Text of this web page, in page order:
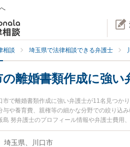
相談 埼玉県で法律相談できる弁護士
の離婚書類作成に強い
市で離婚書類作成に強い弁護士が11名見つか
与や養育費、親権等の細かな分野での絞り込
島 努弁護士のプロフィール情報や弁護士費用
書類作成のトラブル解決の実績豊富な近くの
んにおすすめです。
埼玉県、川口市